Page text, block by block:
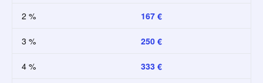
2 % 167 €
3 % 250 €
4 % 333 €